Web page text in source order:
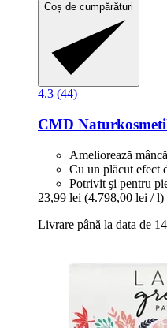
Coș de cumpărături
4.3 (44)
CMD
Ameliorează
Cu un plăcut efect
Potrivit şi pentru
23,99 lei (4.798,00 lei / l)
Livrare până la data de